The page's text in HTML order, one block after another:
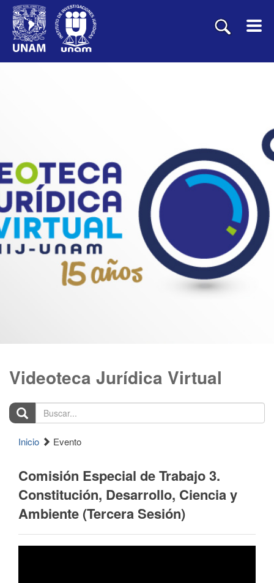
Videoteca Jurídica Virtual
Buscar...
Inicio Evento
Comisión Especial de Trabajo 3.
Constitución, Desarrollo, Ciencia y
Ambiente (Tercera Sesión)